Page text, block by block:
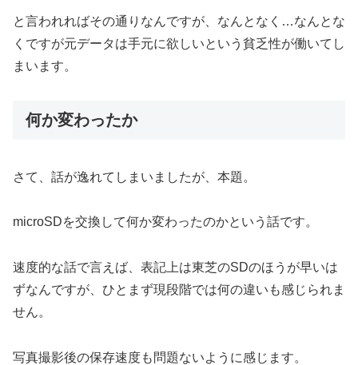
と言われればその通りなんですが、なんとなく…なんとな
くですが元データは手元に欲しいという貧乏性が働いてし
まいます。
何か変わったか
さて、話が逸れてしまいましたが、本題。
microSDを交換して何か変わったのかという話です。
速度的な話で言えば、表記上は東芝のSDのほうが早いは
ずなんですが、ひとまず現段階では何の違いも感じられま
せん。
写真撮影後の保存速度も問題ないように感じます。